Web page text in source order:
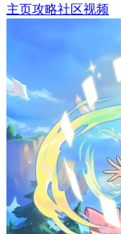
主页攻略社区视频